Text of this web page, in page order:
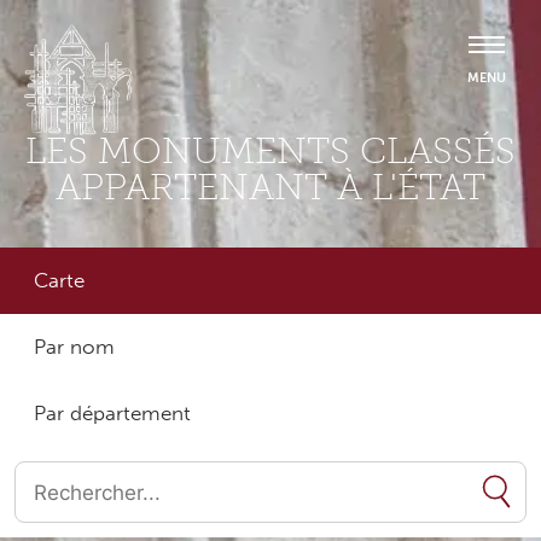
LES MONUMENTS CLASSÉS
APPARTENANT À L'ÉTAT
Carte
Par nom
Par département
Quand les résultats de l'auto-complétion sont disponibles,